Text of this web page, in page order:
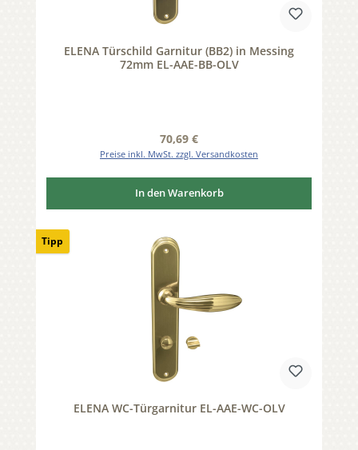
ELENA Türschild Garnitur (BB2) in Messing
72mm EL-AAE-BB-OLV
Regulärer Preis:
70,69 €
Preise inkl. MwSt. zzgl. Versandkosten
In den Warenkorb
Tipp
ELENA WC-Türgarnitur EL-AAE-WC-OLV